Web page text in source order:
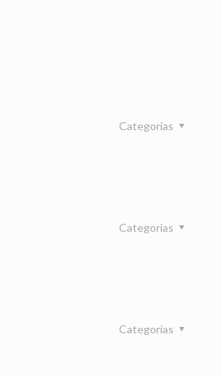
Categorias
Categorias
Categorias